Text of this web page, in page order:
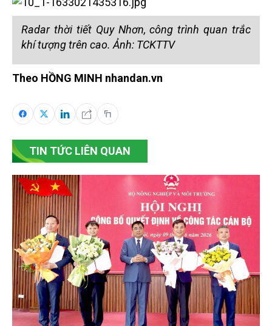
Radar thời tiết Quy Nhơn, công trình quan trắc
khí tượng trên cao. Ảnh: TCKTTV
Theo HỒNG MINH nhandan.vn
TIN TỨC LIÊN QUAN